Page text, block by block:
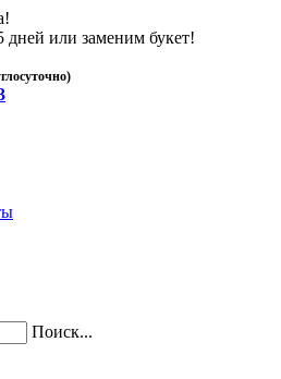
дней или заменим букет!
Поиск...